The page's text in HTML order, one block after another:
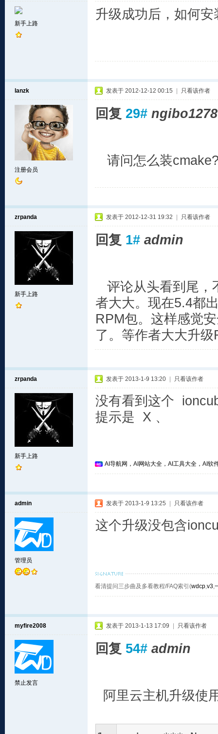
新手上路
升级成功后，如何
lanzk
注册会员
发表于 2012-12-12 00:15 只看该作者
回复 29# ngibo1278
请问怎么装
zrpanda
新手上路
发表于 2012-12-31 19:32 只看该作者
回复 1# admin
评论从头看到尾，
者大大。现在5.4都
RPM包。这样感觉
了。等作者大大升级
zrpanda
新手上路
发表于 2013-1-9 13:20 只看该作者
没有看到这个
提示是 X 、
AI导航网，AI网站大全，AI工具大全，AI软
admin
管理员
发表于 2013-1-9 13:25 只看该作者
这个升级没包含
看清提问三步曲及多看教程/FAQ索引(wdcp,v3,
myfire2008
禁止发言
发表于 2013-1-13 17:09 只看该作者
回复 54# admin
阿里云主机升级使